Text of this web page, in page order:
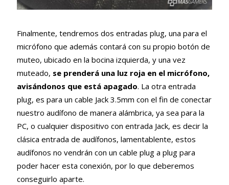
Finalmente, tendremos dos entradas plug, una para el
micrófono que además contará con su propio botón de
muteo, ubicado en la bocina izquierda, y una vez
muteado, se prenderá una luz roja en el micrófono,
avisándonos que está apagado. La otra entrada
plug, es para un cable Jack 3.5mm con el fin de conectar
nuestro audífono de manera alámbrica, ya sea para la
PC, o cualquier dispositivo con entrada Jack, es decir la
clásica entrada de audífonos, lamentablente, estos
audífonos no vendrán con un cable plug a plug para
poder hacer esta conexión, por lo que deberemos
conseguirlo aparte.